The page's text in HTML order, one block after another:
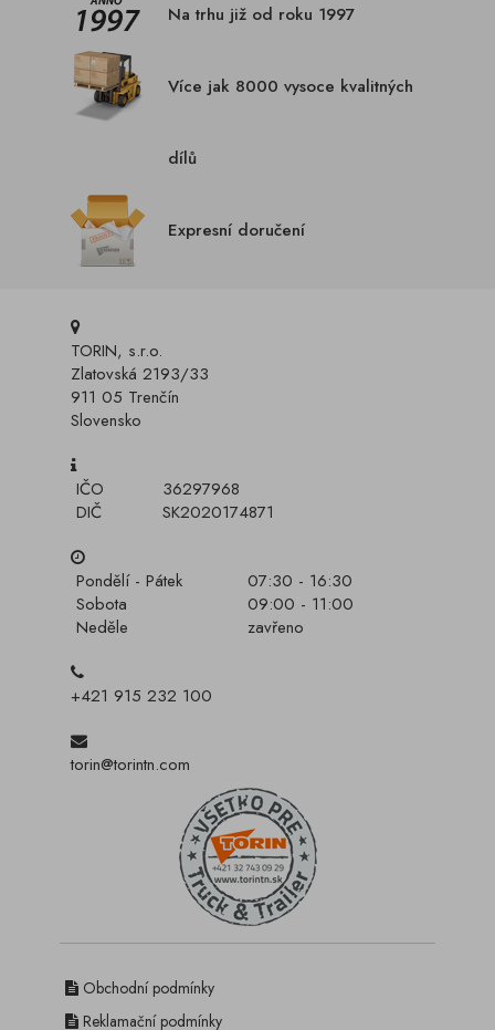
Na trhu již od roku 1997
Více jak 8000 vysoce kvalitných
dílů
Expresní doručení
TORIN, s.r.o.
Zlatovská 2193/33
911 05 Trenčín
Slovensko
IČO
36297968
DIČ
SK2020174871
Pondělí - Pátek
07:30 - 16:30
Sobota
09:00 - 11:00
Neděle
zavřeno
+421 915 232 100
torin@torintn.com
Obchodní podmínky
Reklamační podmínky